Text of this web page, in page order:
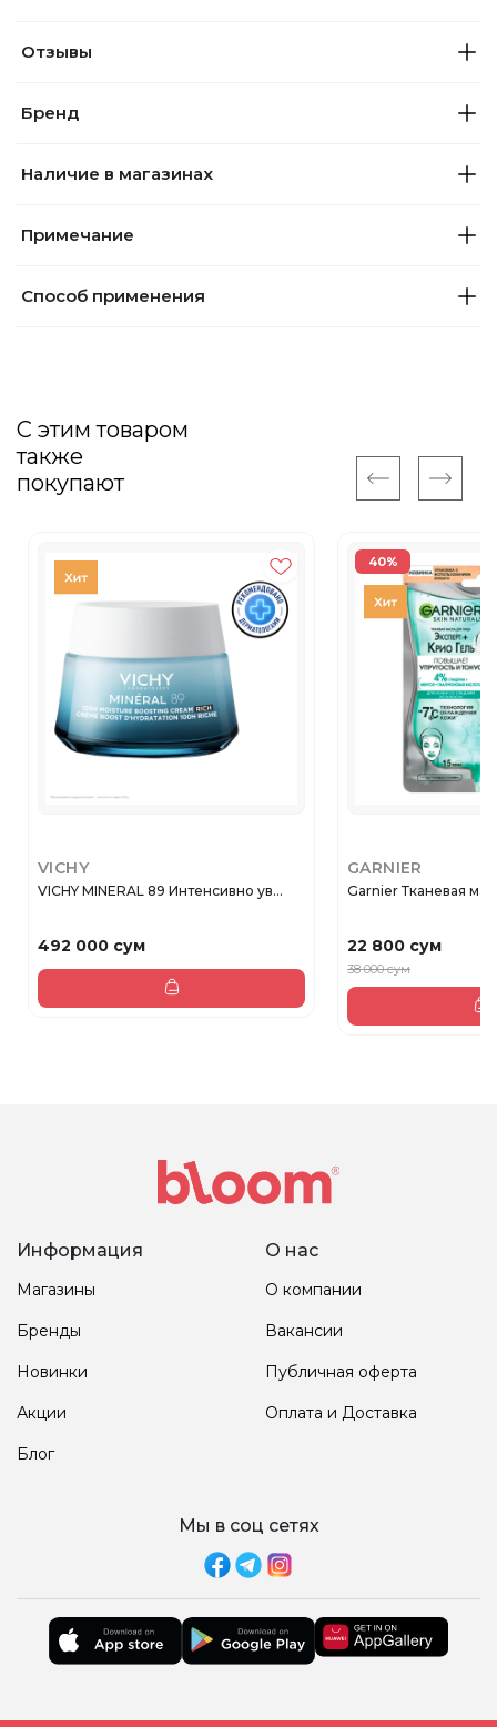
Отзывы
Бренд
Наличие в магазинах
Примечание
Способ применения
С этим товаром
также
покупают
VICHY
VICHY MINERAL 89 Интенсивно ув...
492 000 сум
40%
GARNIER
Garnier Тканевая
22 800 сум
38 000 сум
Информация
Магазины
Бренды
Новинки
Акции
Блог
О нас
О компании
Вакансии
Публичная оферта
Оплата и Доставка
Мы в соц сетях